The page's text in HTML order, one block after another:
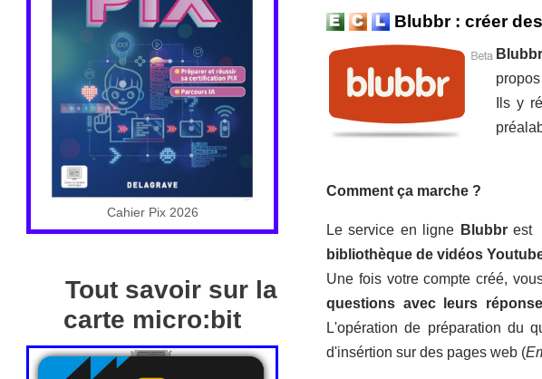
Cahier Pix 2026
Tout savoir sur la
carte micro:bit
Blubbr : créer
Blubbr
propos
Ils y
Comment ça marche ?
Le service en ligne Blubbrest
bibliothèque de vidéos
Une fois votre compte créé,
questions avec leurs
L'opération de préparation du
d'insértion sur des pages web (